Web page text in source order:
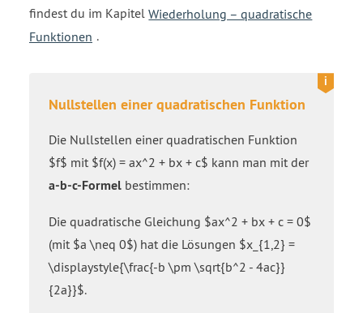
findest du im Kapitel Wiederholung – quadratische
Funktionen .
Nullstellen einer quadratischen Funktion
Die Nullstellen einer quadratischen Funktion
$f$ mit $f(x) = ax^2 + bx + c$ kann man mit der
a-b-c-Formel bestimmen:
Die quadratische Gleichung $ax^2 + bx + c = 0$
(mit $a \neq 0$) hat die Lösungen $x_{1,2} =
\displaystyle{\frac{-b \pm \sqrt{b^2 - 4ac}}
{2a}}$.